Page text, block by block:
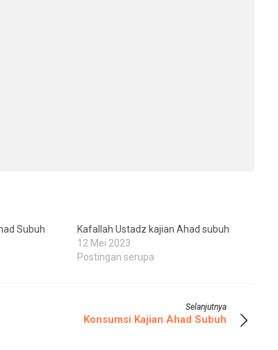
Subuh
Kafallah Ustadz kajian Ahad subuh
12 Mei 2023
Postingan serupa
Selanjutnya
Konsumsi Kajian Ahad Subuh